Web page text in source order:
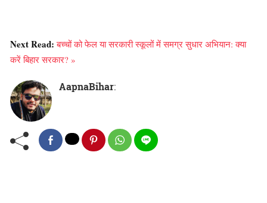
Next Read:बच्चों को फेल या सरकारी स्कूलों में समग्र सुधार अभियान: क्या
करें बिहार सरकार? »
AapnaBihar: